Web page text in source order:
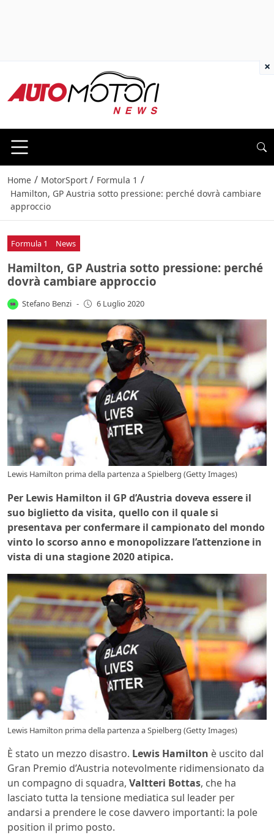
Home / MotorSport / Formula 1 /
Hamilton, GP Austria sotto pressione: perché dovrà cambiare
approccio
Formula 1 News
Hamilton, GP Austria sotto pressione: perché
dovrà cambiare approccio
Stefano Benzi - 6 Luglio 2020
Lewis Hamilton prima della partenza a Spielberg (Getty Images)
Per Lewis Hamilton il GP d’Austria doveva essere il
suo biglietto da visita, quello con il quale si
presentava per confermare il campionato del mondo
vinto lo scorso anno e monopolizzare l’attenzione in
vista di una stagione 2020 atipica.
Lewis Hamilton prima della partenza a Spielberg (Getty Images)
È stato un mezzo disastro. Lewis Hamilton è uscito dal
Gran Premio d’Austria notevolmente ridimensionato da
un compagno di squadra, Valtteri Bottas, che ha
lasciato tutta la tensione mediatica sul leader per
andarsi a prendere le cose davvero importanti: la pole
position il primo posto.
×